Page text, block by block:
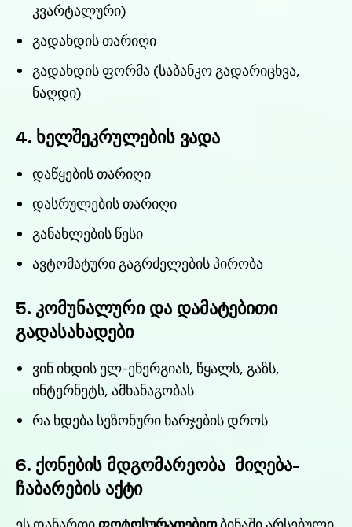
კვარტალური)
გადახდის თარიღი
გადახდის ფორმა (საბანკო გადარიცხვა,
ნაღდი)
4. ხელშეკრულების ვადა
დაწყების თარიღი
დასრულების თარიღი
განახლების წესი
ავტომატური გაგრძელების პირობა
5. კომუნალური და დამატებითი
გადასახადები
ვინ იხდის ელ-ენერგიას, წყალს, გაზს,
ინტერნეტს, ამხანაგობას
რა ხდება სეზონური ხარჯების დროს
6. ქონების მდგომარეობა მიღება-
ჩაბარების აქტი